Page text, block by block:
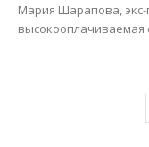
Мария Шарапова, экс-
высокооплачиваемая